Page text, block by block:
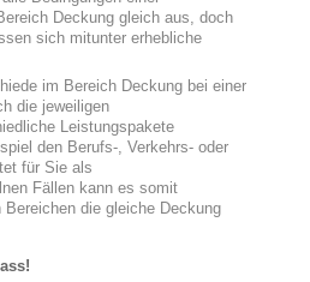
Deckung gleich aus, doch
sich mitunter erhebliche
im Bereich Deckung bei einer
die jeweiligen
Leistungspakete
den Berufs-, Verkehrs- oder
für Sie als
Fällen kann es somit
die gleiche Deckung